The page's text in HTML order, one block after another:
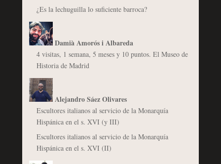
¿Es la lechuguilla lo suficiente barroca?
Damià Amorós i Albareda
4 visitas, 1 semana, 5 meses y 10 puntos. El Museo de
Historia de Madrid
Alejandro Sáez Olivares
Escultores italianos al servicio de la Monarquía
Hispánica en el s. XVI (y III)
Escultores italianos al servicio de la Monarquía
Hispánica en el s. XVI (II)